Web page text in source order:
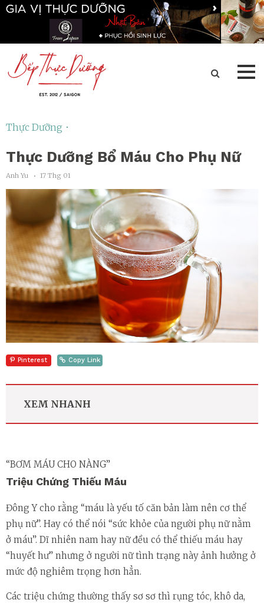
Thực Dưỡng ･
Thực Dưỡng Bổ Máu Cho Phụ Nữ
Anh Yu 17 Thg 01
Pinterest Copy Link
XEM NHANH
“BƠM MÁU CHO NÀNG”
Triệu Chứng Thiếu Máu
Đông Y cho rằng “máu là yếu tố căn bản làm nên cơ thể
phụ nữ”. Hay có thể nói “sức khỏe của người phụ nữ nằm
ở máu”. Dĩ nhiên nam hay nữ đều có thể thiếu máu hay
“huyết hư” nhưng ở người nữ tình trạng này ảnh hưởng ở
mức độ nghiêm trọng hơn hẳn.
Các triệu chứng thường thấy sơ sơ thì rụng tóc, khô da,